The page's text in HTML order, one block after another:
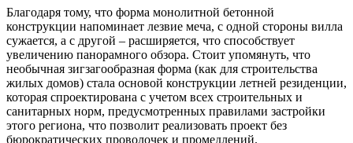
Благодаря тому, что форма монолитной бетонной
конструкции напоминает лезвие меча, с одной стороны вилла
сужается, а с другой – расширяется, что способствует
увеличению панорамного обзора. Стоит упомянуть, что
необычная зигзагообразная форма (как для строительства
жилых домов) стала основой конструкции летней резиденции,
которая спроектирована с учетом всех строительных и
санитарных норм, предусмотренных правилами застройки
этого региона, что позволит реализовать проект без
бюрократических проволочек и промедлений.